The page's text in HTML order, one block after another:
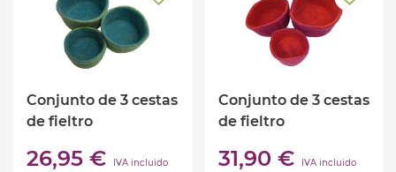
Conjunto de 3 cestas
de fieltro
26,95 € IVA incluido
Conjunto de 3 cestas
de fieltro
31,90 € IVA incluido